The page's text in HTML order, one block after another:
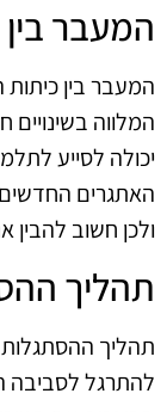
המעבר
המעבר בין
המלווה בשינויים
יכולה לסייע
האתגרים
ולכן חשוב להבין
תהליך
תהליך
להתרגל לסביבה